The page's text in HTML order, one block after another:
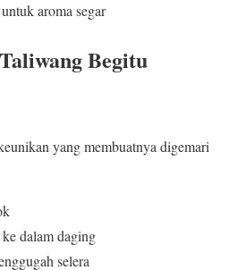
aroma segar
Begitu
yang membuatnya digemari
dalam daging
selera